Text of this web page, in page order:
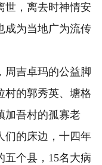
世，离去时神情安
成为当地广为流传
吉卓玛的公益脚
村的郭秀英、塘格
加吾村的孤寡老
的床边，十四年
五个县，15名大病